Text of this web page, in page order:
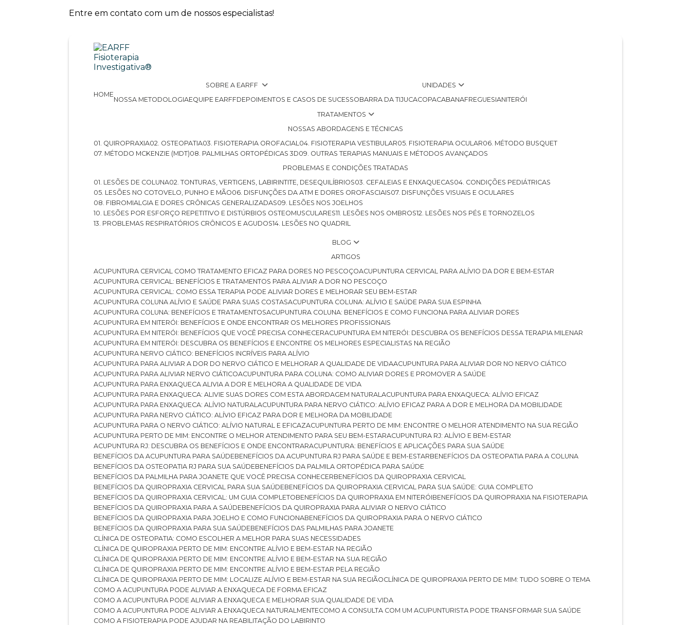
Entre em contato com um de nossos especialistas!
HOME
SOBRE A EARFF
NOSSA METODOLOGIA EQUIPE EARFF DEPOIMENTOS E CASOS DE SUCESSO
UNIDADES
BARRA DA TIJUCA
COPACABANA FREGUESIA
NITERÓI
TRATAMENTOS
NOSSAS ABORDAGENS E TÉCNICAS
01. QUIROPRAXIA
02. OSTEOPATIA 03. FISIOTERAPIA OROFACIAL 04. FISIOTERAPIA VESTIBULAR 05. FISIOTERAPIA OCULAR
06. MÉTODO BUSQUET
07. MÉTODO MCKENZIE (MDT)
08. PALMILHAS ORTOPÉDICAS 3D
09. OUTRAS TERAPIAS MANUAIS E MÉTODOS AVANÇADOS
PROBLEMAS E CONDIÇÕES TRATADAS
01. LESÕES DE COLUNA
02. TONTURAS, VERTIGENS, LABIRINTITE, DESEQUILÍBRIOS 03. CEFALEIAS E ENXAQUECAS
04. CONDIÇÕES PEDIÁTRICAS
05. LESÕES NO COTOVELO, PUNHO E MÃO
06. DISFUNÇÕES DA ATM E DORES OROFASCIAIS
07. DISFUNÇÕES VISUAIS E OCULARES
08. FIBROMIALGIA E DORES CRÔNICAS GENERALIZADAS
09. LESÕES NOS JOELHOS
10. LESÕES POR ESFORÇO REPETITIVO E DISTÚRBIOS OSTEOMUSCULARES 11. LESÕES NOS OMBROS 12. LESÕES NOS PÉS E TORNOZELOS
13. PROBLEMAS RESPIRATÓRIOS CRÔNICOS E AGUDOS 14. LESÕES NO QUADRIL
BLOG
ARTIGOS
ACUPUNTURA CERVICAL COMO TRATAMENTO EFICAZ PARA DORES NO PESCOÇO
ACUPUNTURA CERVICAL PARA ALÍVIO DA DOR E BEM-ESTAR
ACUPUNTURA CERVICAL: BENEFÍCIOS E TRATAMENTOS PARA ALIVIAR A DOR NO PESCOÇO
ACUPUNTURA CERVICAL: COMO ESSA TERAPIA PODE ALIVIAR DORES E MELHORAR SEU BEM-ESTAR
ACUPUNTURA COLUNA ALÍVIO E SAÚDE PARA SUAS COSTAS
ACUPUNTURA COLUNA: ALÍVIO E SAÚDE PARA SUA ESPINHA
ACUPUNTURA COLUNA: BENEFÍCIOS E TRATAMENTOS
ACUPUNTURA COLUNA: BENEFÍCIOS E COMO FUNCIONA PARA ALIVIAR DORES
ACUPUNTURA EM NITERÓI: BENEFÍCIOS E ONDE ENCONTRAR OS MELHORES PROFISSIONAIS
ACUPUNTURA EM NITERÓI: BENEFÍCIOS QUE VOCÊ PRECISA CONHECER
ACUPUNTURA EM NITERÓI: DESCUBRA OS BENEFÍCIOS DESSA TERAPIA MILENAR
ACUPUNTURA EM NITERÓI: DESCUBRA OS BENEFÍCIOS E ENCONTRE OS MELHORES ESPECIALISTAS NA REGIÃO
ACUPUNTURA NERVO CIÁTICO: BENEFÍCIOS INCRÍVEIS PARA ALÍVIO
ACUPUNTURA PARA ALIVIAR A DOR DO NERVO CIÁTICO E MELHORAR A QUALIDADE DE VIDA
ACUPUNTURA PARA ALIVIAR DOR NO NERVO CIÁTICO
ACUPUNTURA PARA ALIVIAR NERVO CIÁTICO
ACUPUNTURA PARA COLUNA: COMO ALIVIAR DORES E PROMOVER A SAÚDE
ACUPUNTURA PARA ENXAQUECA ALIVIA A DOR E MELHORA A QUALIDADE DE VIDA
ACUPUNTURA PARA ENXAQUECA: ALIVIE SUAS DORES COM ESTA ABORDAGEM NATURAL
ACUPUNTURA PARA ENXAQUECA: ALÍVIO EFICAZ
ACUPUNTURA PARA ENXAQUECA: ALÍVIO NATURAL
ACUPUNTURA PARA NERVO CIÁTICO: ALÍVIO EFICAZ PARA A DOR E MELHORA DA MOBILIDADE
ACUPUNTURA PARA NERVO CIÁTICO: ALÍVIO EFICAZ PARA DOR E MELHORA DA MOBILIDADE
ACUPUNTURA PARA O NERVO CIÁTICO: ALÍVIO NATURAL E EFICAZ
ACUPUNTURA PERTO DE MIM: ENCONTRE O MELHOR ATENDIMENTO NA SUA REGIÃO
ACUPUNTURA PERTO DE MIM: ENCONTRE O MELHOR ATENDIMENTO PARA SEU BEM-ESTAR
ACUPUNTURA RJ: ALÍVIO E BEM-ESTAR
ACUPUNTURA RJ: DESCUBRA OS BENEFÍCIOS E ONDE ENCONTRAR
ACUPUNTURA: BENEFÍCIOS E APLICAÇÕES PARA SUA SAÚDE
BENEFÍCIOS DA ACUPUNTURA PARA SAÚDE
BENEFÍCIOS DA ACUPUNTURA RJ PARA SAÚDE E BEM-ESTAR
BENEFÍCIOS DA OSTEOPATIA PARA A COLUNA
BENEFÍCIOS DA OSTEOPATIA RJ PARA SUA SAÚDE
BENEFÍCIOS DA PALMILA ORTOPÉDICA PARA SAÚDE
BENEFÍCIOS DA PALMILHA PARA JOANETE QUE VOCÊ PRECISA CONHECER
BENEFÍCIOS DA QUIROPRAXIA CERVICAL
BENEFÍCIOS DA QUIROPRAXIA CERVICAL PARA SUA SAÚDE
BENEFÍCIOS DA QUIROPRAXIA CERVICAL PARA SUA SAÚDE: GUIA COMPLETO
BENEFÍCIOS DA QUIROPRAXIA CERVICAL: UM GUIA COMPLETO
BENEFÍCIOS DA QUIROPRAXIA EM NITERÓI
BENEFÍCIOS DA QUIROPRAXIA NA FISIOTERAPIA
BENEFÍCIOS DA QUIROPRAXIA PARA A SAÚDE
BENEFÍCIOS DA QUIROPRAXIA PARA ALIVIAR O NERVO CIÁTICO
BENEFÍCIOS DA QUIROPRAXIA PARA JOELHO E COMO FUNCIONA
BENEFÍCIOS DA QUIROPRAXIA PARA O NERVO CIÁTICO
BENEFÍCIOS DA QUIROPRAXIA PARA SUA SAÚDE
BENEFÍCIOS DAS PALMILHAS PARA JOANETE
CLÍNICA DE OSTEOPATIA: COMO ESCOLHER A MELHOR PARA SUAS NECESSIDADES
CLÍNICA DE QUIROPRAXIA PERTO DE MIM: ENCONTRE ALÍVIO E BEM-ESTAR NA REGIÃO
CLÍNICA DE QUIROPRAXIA PERTO DE MIM: ENCONTRE ALÍVIO E BEM-ESTAR NA SUA REGIÃO
CLÍNICA DE QUIROPRAXIA PERTO DE MIM: ENCONTRE ALÍVIO E BEM-ESTAR PELA REGIÃO
CLÍNICA DE QUIROPRAXIA PERTO DE MIM: LOCALIZE ALÍVIO E BEM-ESTAR NA SUA REGIÃO
CLÍNICA DE QUIROPRAXIA PERTO DE MIM: TUDO SOBRE O TEMA
COMO A ACUPUNTURA PODE ALIVIAR A ENXAQUECA DE FORMA EFICAZ
COMO A ACUPUNTURA PODE ALIVIAR A ENXAQUECA E MELHORAR SUA QUALIDADE DE VIDA
COMO A ACUPUNTURA PODE ALIVIAR A ENXAQUECA NATURALMENTE
COMO A CONSULTA COM UM ACUPUNTURISTA PODE TRANSFORMAR SUA SAÚDE
COMO A FISIOTERAPIA PODE AJUDAR NA REABILITAÇÃO DO LABIRINTO